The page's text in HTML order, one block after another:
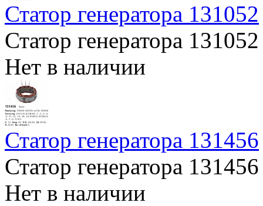
Статор генератора 131052
Статор генератора 131052
Нет в наличии
Статор генератора 131456
Статор генератора 131456
Нет в наличии